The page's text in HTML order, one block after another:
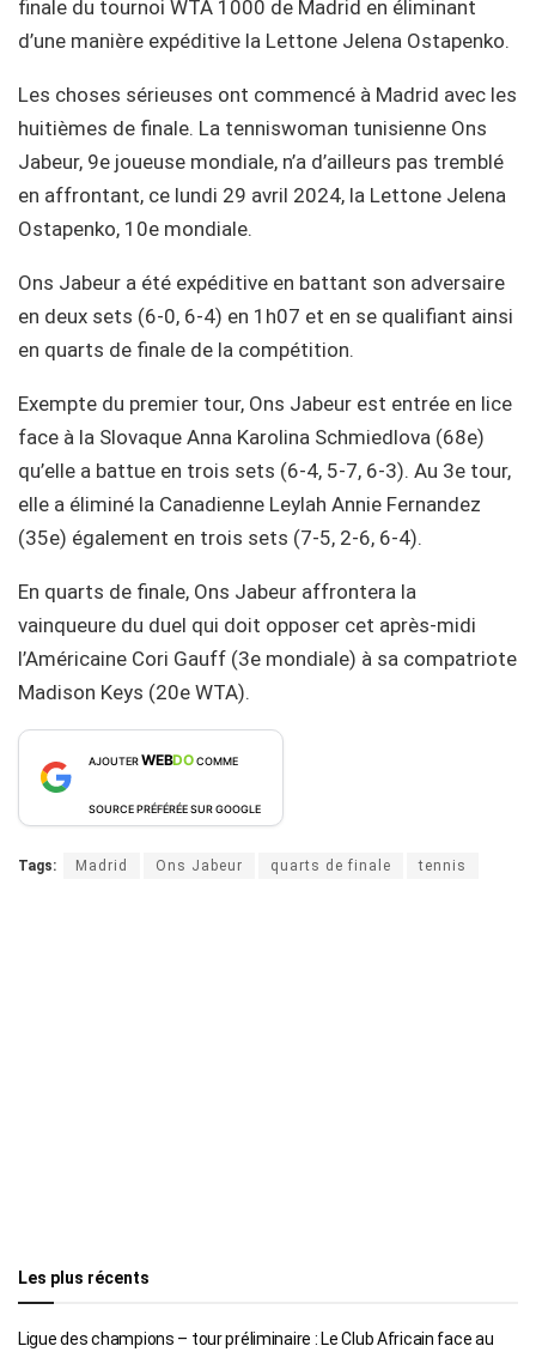
finale du tournoi WTA 1000 de Madrid en éliminant
d’une manière expéditive la Lettone Jelena Ostapenko.
Les choses sérieuses ont commencé à Madrid avec les
huitièmes de finale. La tenniswoman tunisienne Ons
Jabeur, 9e joueuse mondiale, n’a d’ailleurs pas tremblé
en affrontant, ce lundi 29 avril 2024, la Lettone Jelena
Ostapenko, 10e mondiale.
Ons Jabeur a été expéditive en battant son adversaire
en deux sets (6-0, 6-4) en 1h07 et en se qualifiant ainsi
en quarts de finale de la compétition.
Exempte du premier tour, Ons Jabeur est entrée en lice
face à la Slovaque Anna Karolina Schmiedlova (68e)
qu’elle a battue en trois sets (6-4, 5-7, 6-3). Au 3e tour,
elle a éliminé la Canadienne Leylah Annie Fernandez
(35e) également en trois sets (7-5, 2-6, 6-4).
En quarts de finale, Ons Jabeur affrontera la
vainqueure du duel qui doit opposer cet après-midi
l’Américaine Cori Gauff (3e mondiale) à sa compatriote
Madison Keys (20e WTA).
AJOUTERWEBDOCOMME
SOURCE PRÉFÉRÉE SUR GOOGLE
Tags: Madrid Ons Jabeur quarts de finale tennis
Les plus récents
Ligue des champions – tour préliminaire : Le Club Africain face au